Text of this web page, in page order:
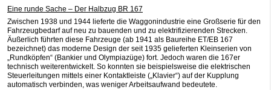
Eine runde Sache – Der Halbzug BR 167
Zwischen 1938 und 1944 lieferte die Waggonindustrie eine Großserie für den
Fahrzeugbedarf auf neu zu bauenden und zu elektrifizierenden Strecken.
Äußerlich führten diese Fahrzeuge (ab 1941 als Baureihe ET/EB 167
bezeichnet) das moderne Design der seit 1935 gelieferten Kleinserien von
„Rundköpfen“ (Bankier und Olympiazüge) fort. Jedoch waren die 167er
technisch weiterentwickelt. So konnten sie beispielsweise die elektrischen
Steuerleitungen mittels einer Kontaktleiste („Klavier“) auf der Kupplung
automatisch verbinden, was weniger Arbeitsaufwand bedeutete.